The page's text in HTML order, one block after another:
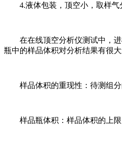
4.液体包装，顶空小，取样气
在在线顶空分析仪测试中，进
瓶中的样品体积对分析结果有很
样品体积的重现性：待测组分
样品瓶体积：样品体积的上限